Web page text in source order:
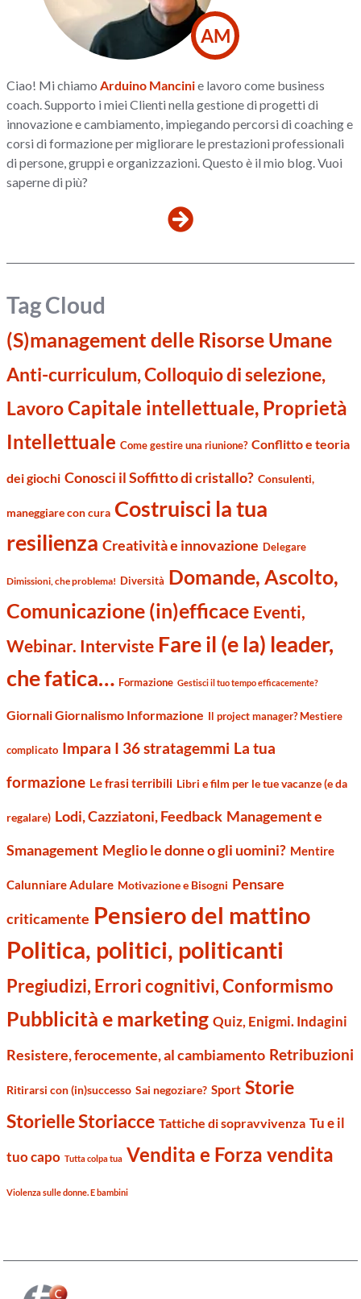
AM
Ciao! Mi chiamoArduino Mancinie lavoro come business
coach. Supporto i miei Clienti nella gestione di progetti di
innovazione e cambiamento, impiegando percorsi di coaching e
corsi di formazione per migliorare le prestazioni professionali
di persone, gruppi e organizzazioni. Questo è il mio blog. Vuoi
saperne di più?
Tag Cloud
(S)management delle Risorse Umane
Anti-curriculum, Colloquio di selezione,
LavoroCapitale intellettuale, Proprietà
Intellettuale Come gestire una riunione? Conflitto e teoria
dei giochi Conosci il Soffitto di cristallo? Consulenti,
maneggiare con cura Costruisci la tua
resilienza Creatività e innovazione Delegare
Dimissioni, che problema! Diversità Domande, Ascolto,
Comunicazione (in)efficace Eventi,
Webinar. Interviste Fare il (e la) leader,
che fatica… Formazione Gestisci il tuo tempo efficacemente?
Giornali Giornalismo Informazione Il project manager? Mestiere
complicato Impara I 36 stratagemmi La tua
formazione Le frasi terribili Libri e film per le tue vacanze (e da
regalare) Lodi, Cazziatoni, Feedback Management e
Smanagement Meglio le donne o gli uomini? Mentire
Calunniare Adulare Motivazione e Bisogni Pensare
criticamente Pensiero del mattino
Politica, politici, politicanti
Pregiudizi, Errori cognitivi, Conformismo
Pubblicità e marketing Quiz, Enigmi. Indagini
Resistere, ferocemente, al cambiamento Retribuzioni
Ritirarsi con (in)successo Sai negoziare? Sport Storie
Storielle Storiacce Tattiche di sopravvivenza Tu e il
tuo capo Tutta colpa tua Vendita e Forza vendita
Violenza sulle donne. E bambini